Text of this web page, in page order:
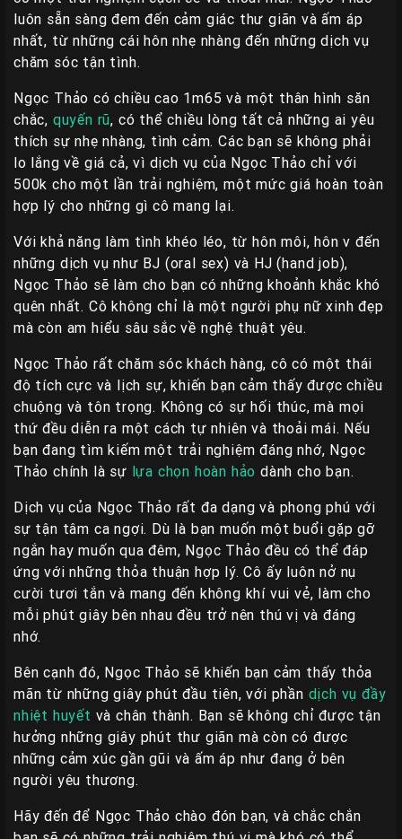
luôn sẵn sàng đem đến cảm giác thư giãn và ấm áp
nhất, từ những cái hôn nhẹ nhàng đến những dịch vụ
chăm sóc tận tình.
Ngọc Thảo có chiều cao 1m65 và một thân hình săn
chắc, quyến rũ, có thể chiều lòng tất cả những ai yêu
thích sự nhẹ nhàng, tình cảm. Các bạn sẽ không phải
lo lắng về giá cả, vì dịch vụ của Ngọc Thảo chỉ với
500k cho một lần trải nghiệm, một mức giá hoàn toàn
hợp lý cho những gì cô mang lại.
Với khả năng làm tình khéo léo, từ hôn môi, hôn v đến
những dịch vụ như BJ (oral sex) và HJ (hand job),
Ngọc Thảo sẽ làm cho bạn có những khoảnh khắc khó
quên nhất. Cô không chỉ là một người phụ nữ xinh đẹp
mà còn am hiểu sâu sắc về nghệ thuật yêu.
Ngọc Thảo rất chăm sóc khách hàng, cô có một thái
độ tích cực và lịch sự, khiến bạn cảm thấy được chiều
chuộng và tôn trọng. Không có sự hối thúc, mà mọi
thứ đều diễn ra một cách tự nhiên và thoải mái. Nếu
bạn đang tìm kiếm một trải nghiệm đáng nhớ, Ngọc
Thảo chính là sự lựa chọn hoàn hảo dành cho bạn.
Dịch vụ của Ngọc Thảo rất đa dạng và phong phú với
sự tận tâm ca ngợi. Dù là bạn muốn một buổi gặp gỡ
ngắn hay muốn qua đêm, Ngọc Thảo đều có thể đáp
ứng với những thỏa thuận hợp lý. Cô ấy luôn nở nụ
cười tươi tắn và mang đến không khí vui vẻ, làm cho
mỗi phút giây bên nhau đều trở nên thú vị và đáng
nhớ.
Bên cạnh đó, Ngọc Thảo sẽ khiến bạn cảm thấy thỏa
mãn từ những giây phút đầu tiên, với phần dịch vụ đầy
nhiệt huyết và chân thành. Bạn sẽ không chỉ được tận
hưởng những giây phút thư giãn mà còn có được
những cảm xúc gần gũi và ấm áp như đang ở bên
người yêu thương.
Hãy đến để Ngọc Thảo chào đón bạn, và chắc chắn